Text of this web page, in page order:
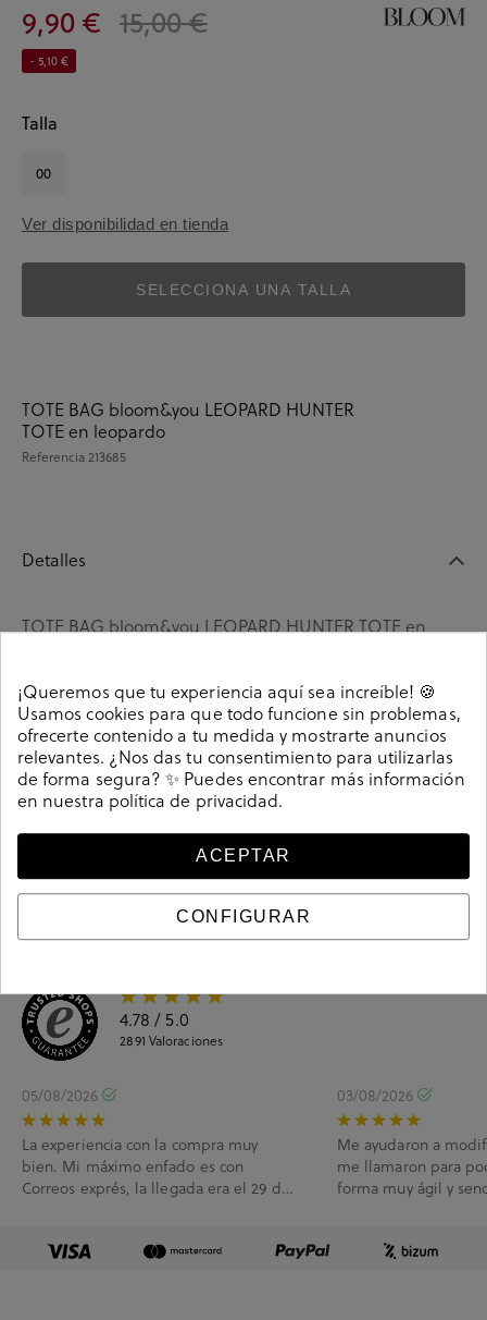
9,90 € 15,00 €
- 5,10 €
Talla
00
Ver disponibilidad en tienda
SELECCIONA UNA TALLA
TOTE BAG bloom&you LEOPARD HUNTER
TOTE en leopardo
Referencia213685
Detalles
TOTE BAG bloom&you LEOPARD HUNTER TOTE en
Referencia
213685
Guía de tallas
Ciudados y limpieza
Información del producto
4.78 / 5.0
2891 Valoraciones
05/08/2026
La experiencia con la compra muy
bien. Mi máximo enfado es con
Correos exprés, la llegada era el 29 de
03/08/2026
Me ayudaron a
me llamaron para
forma muy ágil y
¡Queremos que tu experiencia aquí sea increíble! 🍪
Usamos cookies para que todo funcione sin problemas,
ofrecerte contenido a tu medida y mostrarte anuncios
relevantes. ¿Nos das tu consentimiento para utilizarlas
de forma segura? ✨ Puedes encontrar más información
en nuestra política de privacidad.
ACEPTAR
CONFIGURAR